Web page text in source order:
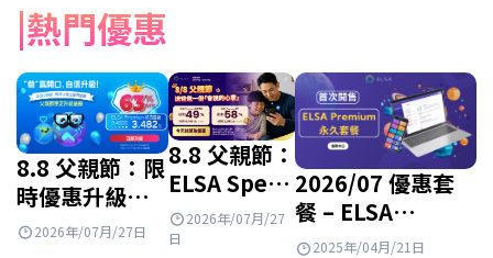
熱門優惠
8.8 父親節：限
時優惠升級
ELSA
2026年/07月/27日
8.8 父親節：
ELSA Speak
英文套餐正
特惠出售
2026年/07月/27
日
2026/07 優惠套
餐 – ELSA
Premium 學習套
2025年/04月/21日